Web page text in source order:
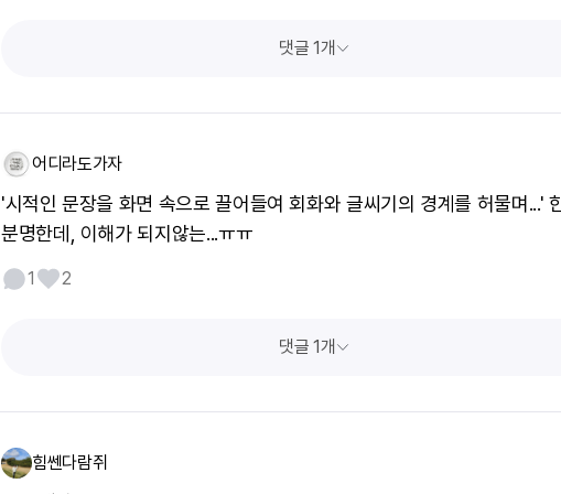
댓글 1개
어디라도가자
'시적인 문장을 화면 속으로 끌어들여 회화와 글씨기의 경계를 허물며...'
분명한데, 이해가 되지않는...ㅠㅠ
1 2
댓글 1개
힘쎈다람쥐